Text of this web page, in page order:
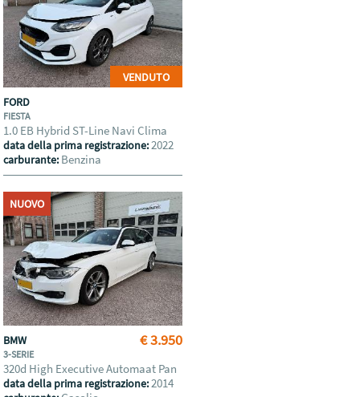
VENDUTO
FORD
FIESTA
1.0 EB Hybrid ST-Line Navi Clima
data della prima registrazione:2022
carburante: Benzina
NUOVO
€ 3.950
BMW
3-SERIE
320d High Executive Automaat Pan
data della prima registrazione:2014